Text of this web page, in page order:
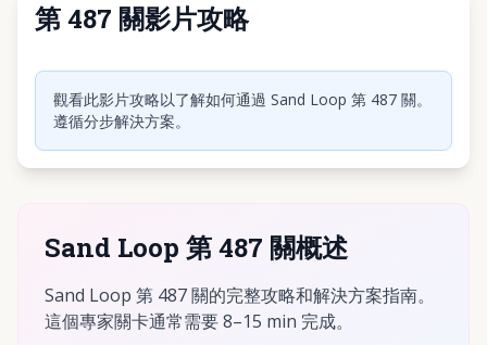
第 487 關影片攻略
點擊播放影片
觀看此影片攻略以了解如何通過 Sand Loop 第 487 關。
遵循分步解決方案。
Sand Loop 第 487 關概述
Sand Loop 第 487 關的完整攻略和解決方案指南。
這個專家關卡通常需要 8–15 min 完成。